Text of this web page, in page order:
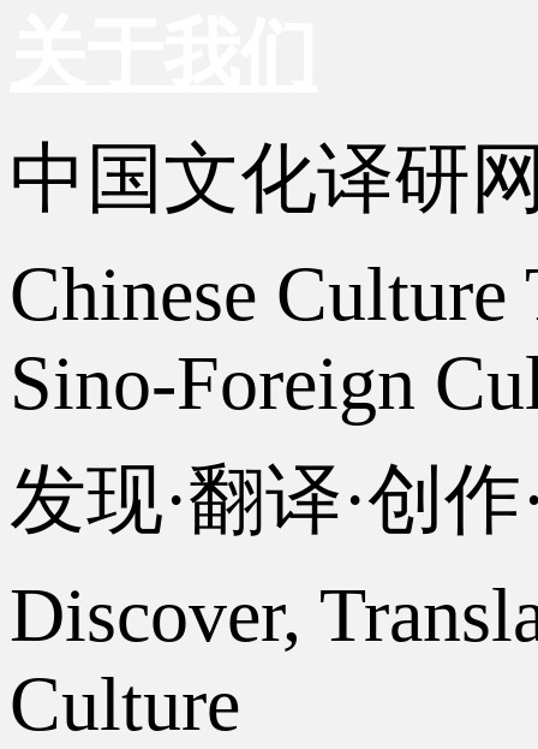
中国文化译研
Chinese
Sino-Foreign
发现·翻译·创
Discover,
Culture